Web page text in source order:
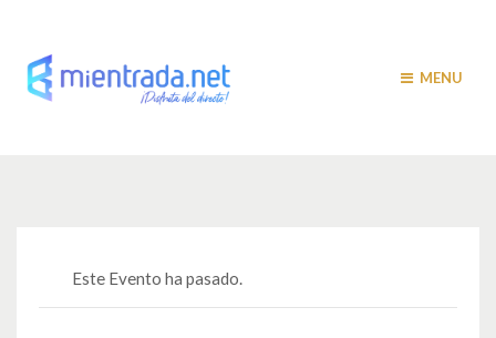
MENU
Este Evento ha pasado.